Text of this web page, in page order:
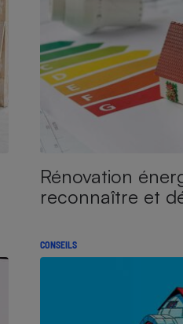
Rénovation
reconnaître et
CONSEILS